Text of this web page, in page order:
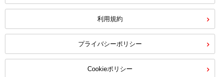
利用規約
プライバシーポリシー
Cookieポリシー